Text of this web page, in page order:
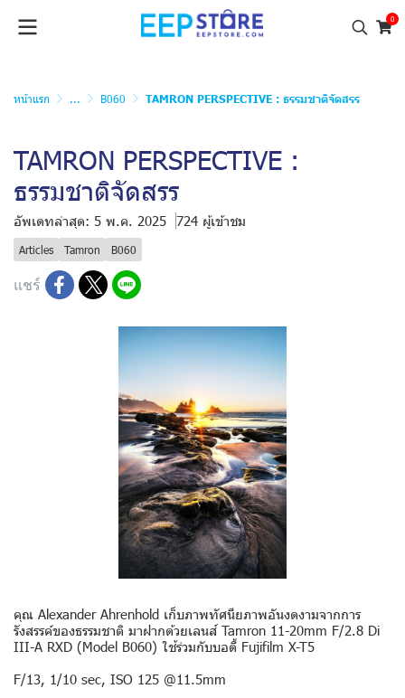
0
หน้าแรก ... B060 TAMRON PERSPECTIVE : ธรรมชาติจัดสรร
TAMRON PERSPECTIVE :
ธรรมชาติจัดสรร
อัพเดทล่าสุด: 5 พ.ค. 2025 724 ผู้เข้าชม
Articles Tamron B060
แชร์
คุณ Alexander Ahrenhold เก็บภาพทัศนียภาพอันงดงามจากการ
รังสรรค์ของธรรมชาติ มาฝากด้วยเลนส์ Tamron 11-20mm F/2.8 Di
III-A RXD (Model B060) ใช้ร่วมกับบอดี้ Fujifilm X-T5
F/13, 1/10 sec, ISO 125 @11.5mm